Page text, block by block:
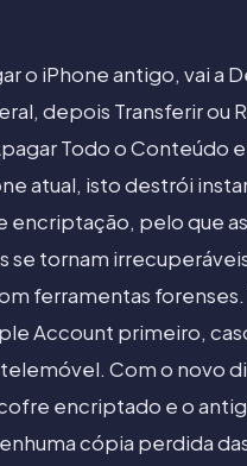
o iPhone antigo, vai a
depois Transferir ou
Todo o Conteúdo
atual, isto destrói
encriptação, pelo que
se tornam
ferramentas forenses.
Account primeiro,
Com o novo
encriptado e o
cópia perdida